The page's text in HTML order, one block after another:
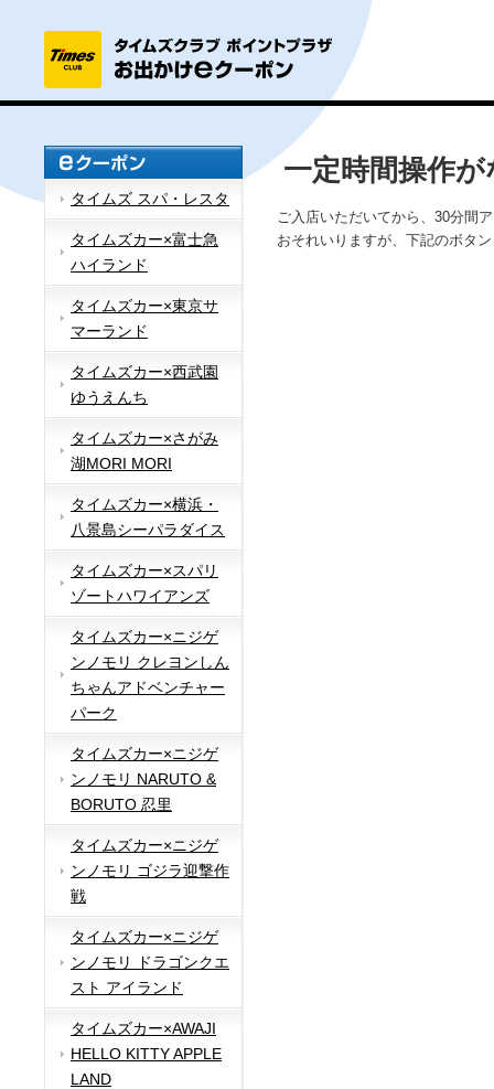
タイムズ スパ・レスタ
タイムズカー×富士急
ハイランド
タイムズカー×東京サ
マーランド
タイムズカー×西武園
ゆうえんち
タイムズカー×さがみ
湖MORI MORI
タイムズカー×横浜・
八景島シーパラダイス
タイムズカー×スパリ
ゾートハワイアンズ
タイムズカー×ニジゲ
ンノモリ クレヨンしん
ちゃんアドベンチャー
パーク
タイムズカー×ニジゲ
ンノモリ NARUTO &
BORUTO 忍里
タイムズカー×ニジゲ
ンノモリ ゴジラ迎撃作
戦
タイムズカー×ニジゲ
ンノモリ ドラゴンクエ
スト アイランド
タイムズカー×AWAJI
HELLO KITTY APPLE
LAND
一定時間操作
ご入店いただいてから、30分間
おそれいりますが、下記のボタ